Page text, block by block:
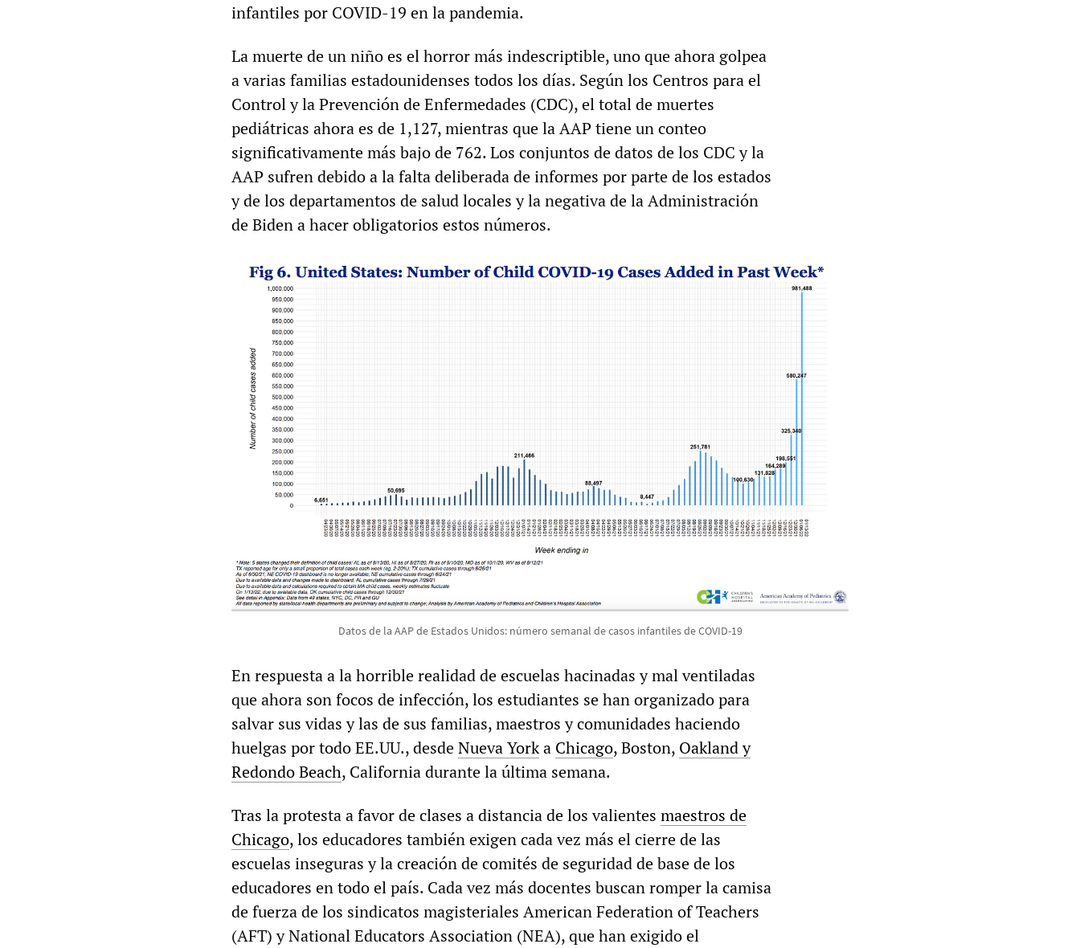
infantiles por COVID-19 en la pandemia.
La muerte de un niño es el horror más indescriptible, uno que ahora golpea
a varias familias estadounidenses todos los días. Según los Centros para el
Control y la Prevención de Enfermedades (CDC), el total de muertes
pediátricas ahora es de 1,127, mientras que la AAP tiene un conteo
significativamente más bajo de 762. Los conjuntos de datos de los CDC y la
AAP sufren debido a la falta deliberada de informes por parte de los estados
y de los departamentos de salud locales y la negativa de la Administración
de Biden a hacer obligatorios estos números.
Datos de la AAP de Estados Unidos: número semanal de casos infantiles de COVID-19
En respuesta a la horrible realidad de escuelas hacinadas y mal ventiladas
que ahora son focos de infección, los estudiantes se han organizado para
salvar sus vidas y las de sus familias, maestros y comunidades haciendo
huelgas por todo EE.UU., desdeNueva Yorka Chicago, Boston, Oakland y
Redondo Beach, California durante la última semana.
Tras la protesta a favor de clases a distancia de los valientes maestros de
Chicago, los educadores también exigen cada vez más el cierre de las
escuelas inseguras y la creación de comités de seguridad de base de los
educadores en todo el país. Cada vez más docentes buscan romper la camisa
de fuerza de los sindicatos magisteriales American Federation of Teachers
(AFT) y National Educators Association (NEA), que han exigido el